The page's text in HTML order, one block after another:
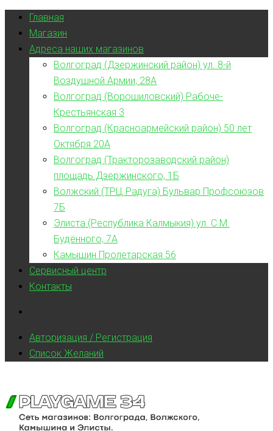
Главная
Магазин
Адреса наших магазинов
Волгоград (Дзержинский район) ул. 8-й
Воздушной Армии, 28А
Волгоград (Ворошиловский) Рабоче-
Крестьянская 3
Волгоград (Красноармейский район) 50 лет
Октября 20А
Волгоград (Тракторозаводский район)
площадь Дзержинского, 1Б
Волжский (ТРЦ Радуга) Бульвар Профсоюзов
7Б
Элиста (Республика Калмыкия) ул. С.М.
Будённого, 7А
Камышин Пролетарская 56
Сервисный центр
Контакты
Авторизация / Регистрация
Список Желаний